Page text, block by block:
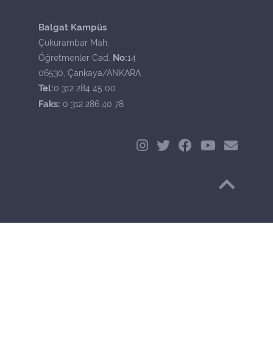
Balgat Kampüs
Çukurambar Mah.
Öğretmenler Cad. No:14
06530, Çankaya/ANKARA
Tel:0 312 284 45 00
Faks: 0 312 286 40 78